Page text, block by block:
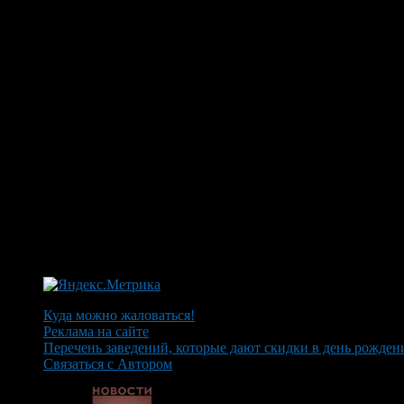
Куда можно жаловаться!
Реклама на сайте
Перечень заведений, которые дают скидки в день
Связаться с Автором